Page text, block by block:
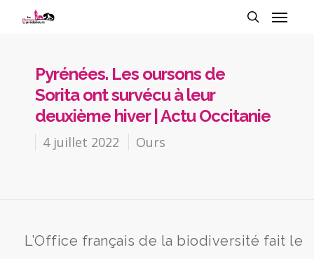
Pyrénées. Les oursons de
Sorita ont survécu à leur
deuxième hiver | Actu Occitanie
4 juillet 2022 Ours
L’Office français de la biodiversité fait le